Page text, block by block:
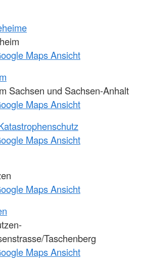
Maps Ansicht
Sachsen und Sachsen-Anhalt
Maps Ansicht
Maps Ansicht
Maps Ansicht
Taschenberg
Maps Ansicht